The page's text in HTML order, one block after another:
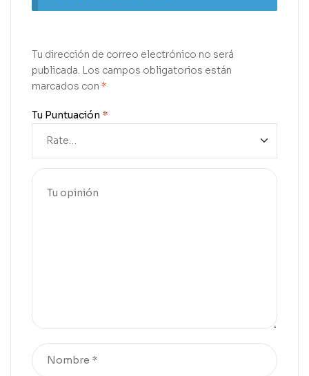
Tu dirección de correo electrónico no será
publicada. Los campos obligatorios están
marcados con *
Tu Puntuación *